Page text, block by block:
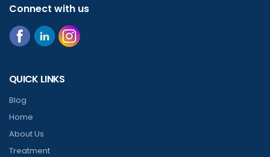
Connect with us
QUICK LINKS
Blog
Home
About Us
Treatment